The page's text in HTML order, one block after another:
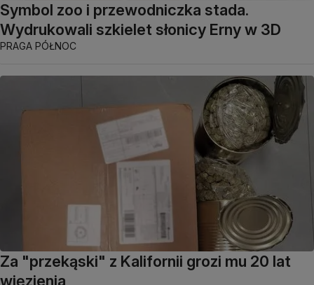
Symbol zoo i przewodniczka stada.
Wydrukowali szkielet słonicy Erny w 3D
PRAGA PÓŁNOC
Za "przekąski" z Kalifornii grozi mu 20 lat
więzienia